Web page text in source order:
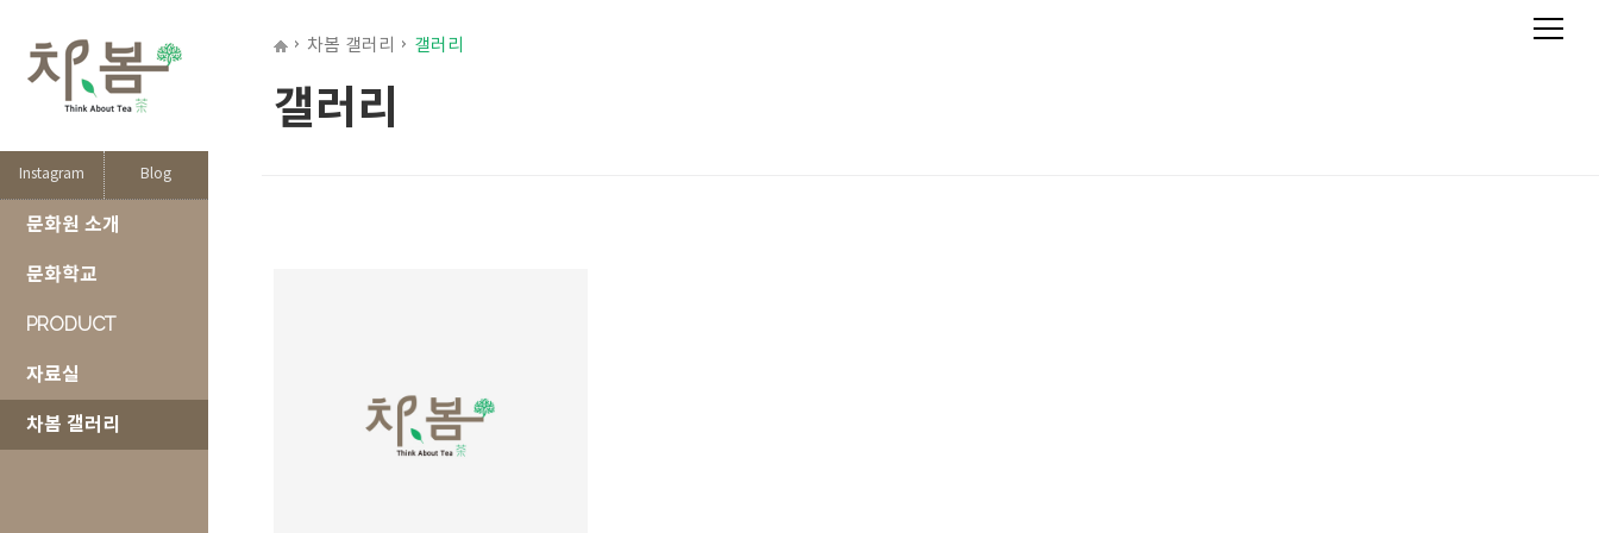
Instagram Blog
문화원 소개
문화학교
PRODUCT
자료실
차봄 갤러리
차봄 갤러리 갤러리
갤러리